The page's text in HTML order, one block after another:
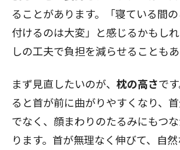
ることがあります。「寝ている間
付けるのは大変」と感じるかもし
しの工夫で負担を減らせることもあ
まず見直したいのが、 枕の高さで
ると首が前に曲がりやすくなり、
でなく、顔まわりのたるみにもつ
ります。首が無理なく伸びて、自